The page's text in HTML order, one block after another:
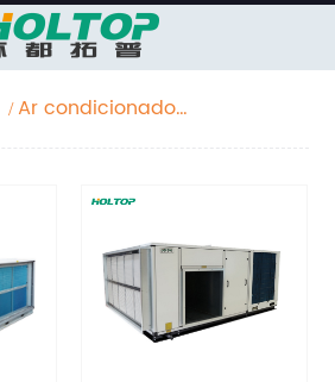
Ar condicionado